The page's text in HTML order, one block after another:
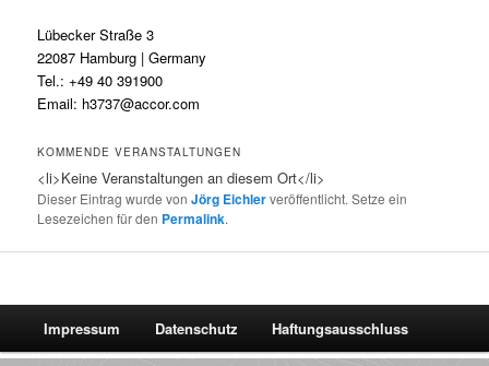
Lübecker Straße 3
22087 Hamburg | Germany
Tel.: +49 40 391900
Email: h3737@accor.com
KOMMENDE VERANSTALTUNGEN
<li>Keine Veranstaltungen an diesem Ort</li>
Dieser Eintrag wurde vonJörg Eichlerveröffentlicht. Setze ein
Lesezeichen für den Permalink.
Impressum Datenschutz Haftungsausschluss